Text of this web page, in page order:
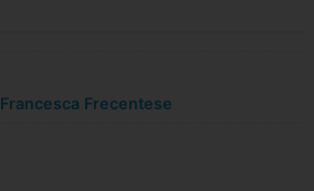
Francesca Frecentese